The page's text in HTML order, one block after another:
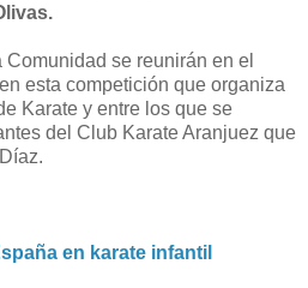
se reunirán en el
esta competición que organiza
Karate y entre los que se
del Club Karate Aranjuez que
en karate infantil